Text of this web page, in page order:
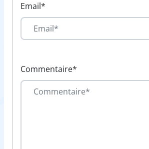
Email*
Commentaire*